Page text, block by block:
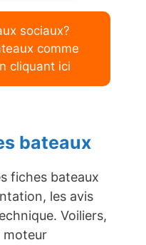
sociaux?
comme
cliquant ici
bateaux
fiches bateaux
les avis
Voiliers,
moteur